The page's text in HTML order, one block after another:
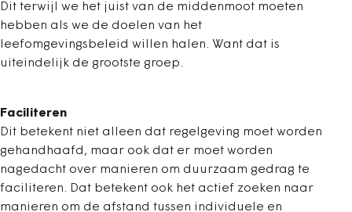
Dit terwijl we het juist van de middenmoot moeten
hebben als we de doelen van het
leefomgevingsbeleid willen halen. Want dat is
uiteindelijk de grootste groep.
Faciliteren
Dit betekent niet alleen dat regelgeving moet worden
gehandhaafd, maar ook dat er moet worden
nagedacht over manieren om duurzaam gedrag te
faciliteren. Dat betekent ook het actief zoeken naar
manieren om de afstand tussen individuele en